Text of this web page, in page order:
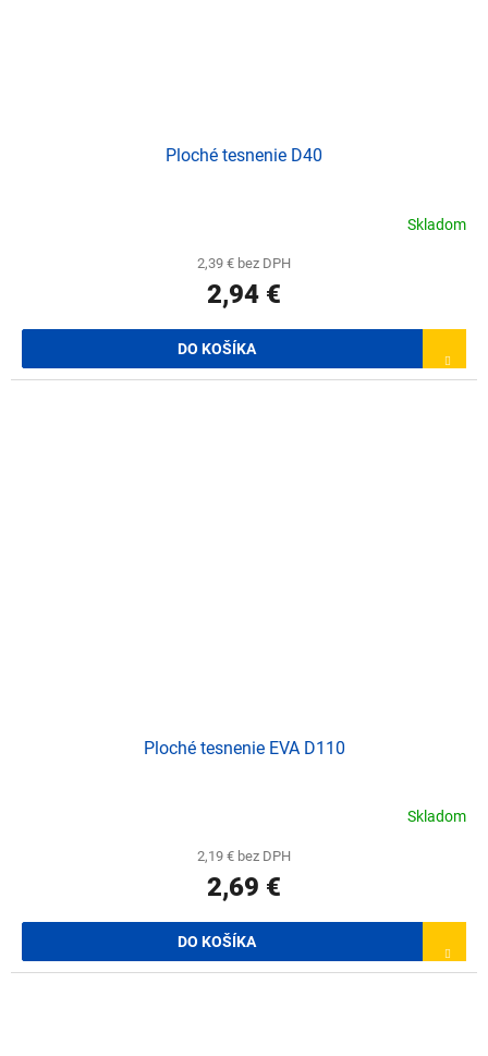
Ploché tesnenie D40
Skladom
2,39 € bez DPH
2,94 €
DO KOŠÍKA
Ploché tesnenie EVA D110
Skladom
2,19 € bez DPH
2,69 €
DO KOŠÍKA